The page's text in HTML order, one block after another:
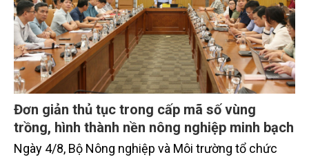
Đơn giản thủ tục trong cấp mã số vùng
trồng, hình thành nền nông nghiệp minh bạch
Ngày 4/8, Bộ Nông nghiệp và Môi trường tổ chức